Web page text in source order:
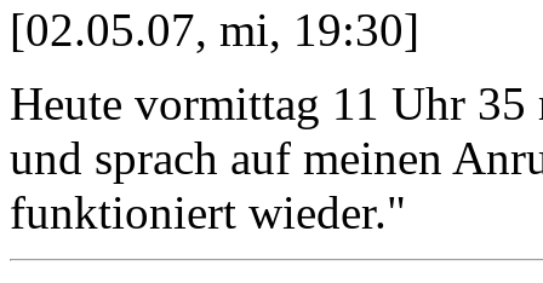
[02.05.07, mi, 19:30]
Heute vormittag 11 Uhr
und sprach auf meinen
funktioniert wieder."